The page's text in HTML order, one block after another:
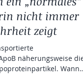
„normales“
nicht immer
zeigt